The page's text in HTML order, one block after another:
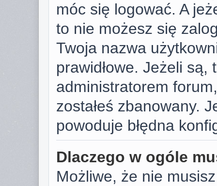
móc się logować. A
to nie możesz się
Twoja nazwa
prawidłowe. Jeżeli są,
administratorem
zostałeś zbanowany.
powoduje błędna
Dlaczego w ogóle
Możliwe, że nie